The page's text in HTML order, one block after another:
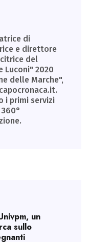
di
e direttore
del
Luconi" 2020
delle Marche",
i primi servizi
un
sullo